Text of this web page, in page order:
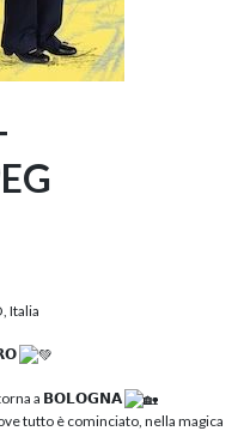
Italia
a 𝗕𝗢𝗟𝗢𝗚𝗡𝗔
tutto è cominciato, nella magica